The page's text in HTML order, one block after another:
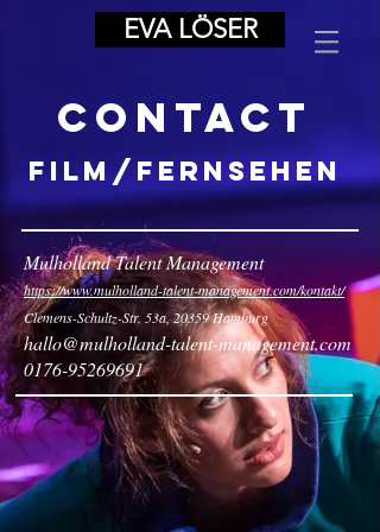
EVA LÖSER
Contact
Film/Fernsehen
Mulholland Talent Management
https://www.mulholland-talent-management.com/kontakt/
Clemens-Schultz-Str. 53a, 20359 Hamburg
hallo@mulholland-talent-management.com
0176-95269691